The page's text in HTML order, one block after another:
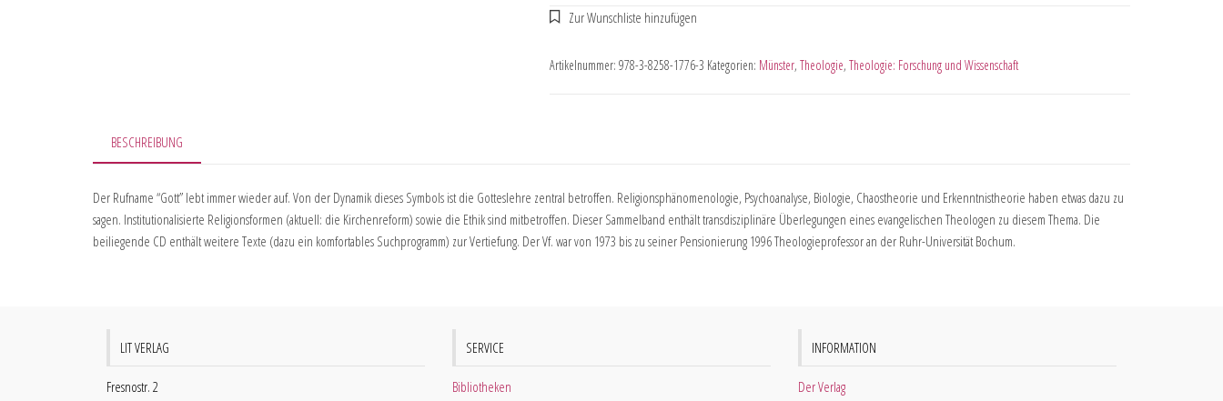
Artikelnummer: 978-3-8258-1776-3 Kategorien: Münster, Theologie, Theologie: Forschung und Wissenschaft
BESCHREIBUNG
Der Rufname “Gott” lebt immer wieder auf. Von der Dynamik dieses Symbols ist die Gotteslehre zentral betroffen. Religionsphänomenologie, Psychoanalyse, Biologie, Chaostheorie und Erkenntnistheorie haben etwas dazu zu
sagen. Institutionalisierte Religionsformen (aktuell: die Kirchenreform) sowie die Ethik sind mitbetroffen. Dieser Sammelband enthält transdisziplinäre Überlegungen eines evangelischen Theologen zu diesem Thema. Die
beiliegende CD enthält weitere Texte (dazu ein komfortables Suchprogramm) zur Vertiefung. Der Vf. war von 1973 bis zu seiner Pensionierung 1996 Theologieprofessor an der Ruhr-Universität Bochum.
LIT VERLAG
Fresnostr. 2
SERVICE
Bibliotheken
INFORMATION
Der Verlag